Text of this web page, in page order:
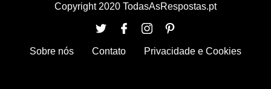
Copyright 2020 TodasAsRespostas.pt
Sobre nós Contato Privacidade e Cookies